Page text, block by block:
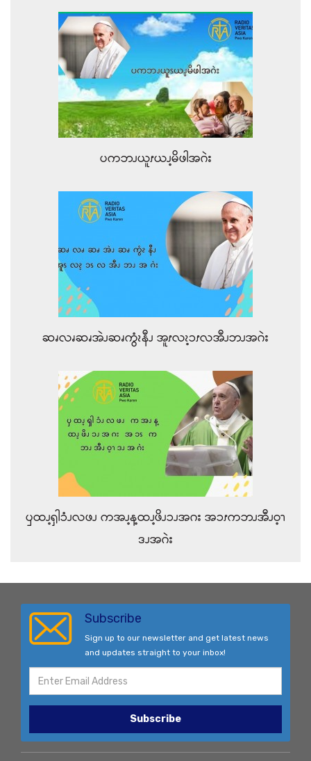
ပကဘၪယူၭယၪ့မိဖါအဂဲး
ဆၧလၧဆၧအဲၪဆၧကွံၩနီၪ အူၭလၩ့ၥၭလအီၪဘၪအဂဲး
ၦထၪ့ၡါၥံၪလဖၪ ကအၪ့န့ထၪ့ဖိၪၥၪအဂး အၥၭကဘၪအီၪဝ့ၫ
ဒၪအဂဲး
Subscribe
Sign up to our newsletter and get latest news
and updates straight to your inbox!
Subscribe